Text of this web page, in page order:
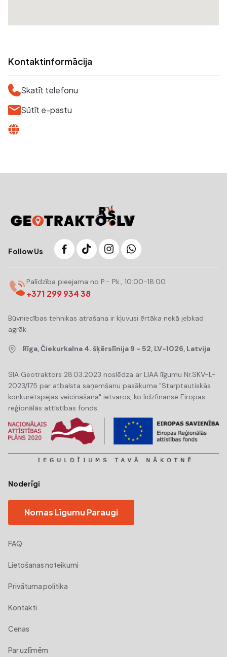
Kontaktinformācija
Skatīt telefonu
Sūtīt e-pastu
Follow Us
Palīdzība pieejama no P.- Pk., 10:00-18:00
+371 299 934 38
Būvniecības tehnikas atrašana ir kļuvusi ērtāka nekā jebkad
agrāk.
Rīga, Čiekurkalna 4. šķērslīnija 9 - 52, LV-1026, Latvija
SIA Geotraktors 28.03.2023 noslēdza ar LIAA līgumu Nr.SKV-L-
2023/175 par atbalsta saņemšanu pasākuma "Starptautiskās
konkurētspējas veicināšana" ietvaros, ko līdzfinansē Eiropas
reģionālās attīstības fonds.
Noderīgi
Nomas Līgumu Paraugi
FAQ
Lietošanas noteikumi
Privātuma politika
Kontakti
Cenas
Par uzlīmēm